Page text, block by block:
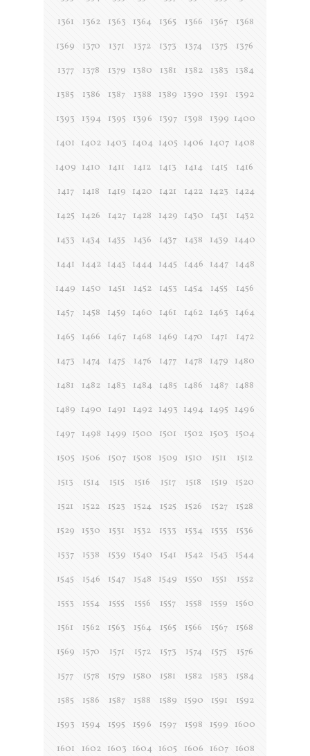
1361
1362 1363 1364 1365 1366 1367
1368
1369
1370 1371 1372 1373 1374 1375
1376
1377
1378 1379 1380 1381 1382 1383
1384
1385
1386 1387 1388 1389 1390 1391
1392
1393
1394 1395 1396 1397 1398 1399 1400
1401
1402 1403 1404 1405 1406 1407 1408
1409 1410 1411 1412 1413 1414 1415
1416
1417
1418 1419 1420 1421 1422 1423
1424
1425
1426 1427 1428 1429 1430 1431
1432
1433
1434 1435 1436 1437 1438 1439
1440
1441
1442 1443 1444 1445 1446 1447
1448
1449
1450 1451 1452 1453 1454 1455
1456
1457
1458 1459 1460 1461 1462 1463
1464
1465
1466 1467 1468 1469 1470 1471
1472
1473
1474 1475 1476 1477 1478 1479
1480
1481
1482 1483 1484 1485 1486 1487
1488
1489 1490 1491 1492 1493 1494 1495
1496
1497
1498 1499 1500 1501 1502 1503
1504
1505
1506 1507 1508 1509 1510 1511
1512
1513
1514 1515 1516 1517 1518 1519
1520
1521
1522 1523 1524 1525 1526 1527
1528
1529
1530 1531 1532 1533 1534 1535
1536
1537
1538 1539 1540 1541 1542 1543
1544
1545
1546 1547 1548 1549 1550 1551
1552
1553
1554 1555 1556 1557 1558 1559
1560
1561
1562 1563 1564 1565 1566 1567
1568
1569
1570 1571 1572 1573 1574 1575
1576
1577
1578 1579 1580 1581 1582 1583
1584
1585
1586 1587 1588 1589 1590 1591
1592
1593
1594 1595 1596 1597 1598 1599
1600
1601
1602 1603 1604 1605 1606 1607
1608